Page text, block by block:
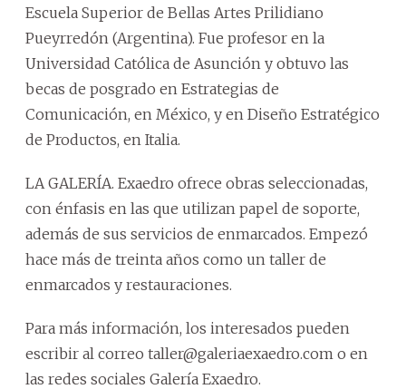
Escuela Superior de Bellas Artes Prilidiano
Pueyrredón (Argentina). Fue profesor en la
Universidad Católica de Asunción y obtuvo las
becas de posgrado en Estrategias de
Comunicación, en México, y en Diseño Estratégico
de Productos, en Italia.
LA GALERÍA. Exaedro ofrece obras seleccionadas,
con énfasis en las que utilizan papel de soporte,
además de sus servicios de enmarcados. Empezó
hace más de treinta años como un taller de
enmarcados y restauraciones.
Para más información, los interesados pueden
escribir al correo taller@galeriaexaedro.com o en
las redes sociales Galería Exaedro.